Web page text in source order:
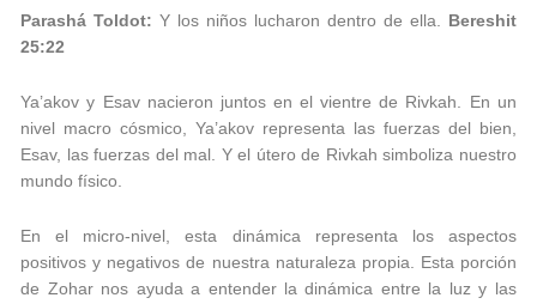
Parashá Toldot: Y los niños lucharon dentro de ella.
Bereshit
25:22
Ya’akov y Esav nacieron juntos en el vientre de Rivkah. En un
nivel macro cósmico, Ya’akov representa las fuerzas del bien,
Esav, las fuerzas del mal. Y el útero de Rivkah simboliza nuestro
mundo físico.
En el micro-nivel, esta dinámica representa los aspectos
positivos y negativos de nuestra naturaleza propia. Esta porción
de Zohar nos ayuda a entender la dinámica entre la luz y las